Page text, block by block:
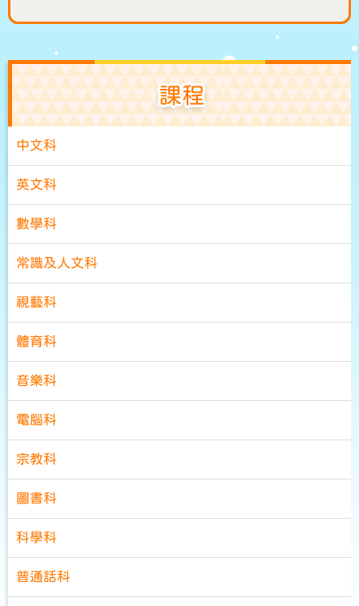
課程
中文科
英文科
數學科
常識及人文科
視藝科
體育科
音樂科
電腦科
宗教科
圖書科
科學科
普通話科